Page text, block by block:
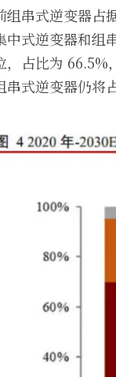
组串式逆变器占
中式逆变器和组
，占比为 66.5%
串式逆变器仍将